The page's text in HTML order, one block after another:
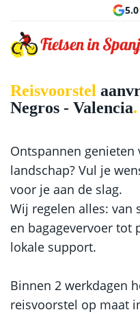
5.0
Reisvoorstel aanvragen –
Home-Reisvoorstel aanvragen –
Reisvoorstel
Negros - Valencia
Ontspannen genieten
landschap? Vul je
voor je aan de slag.
Wij regelen alles: van
en bagagevervoer tot
lokale support.
Binnen 2 werkdagen
reisvoorstel op maat